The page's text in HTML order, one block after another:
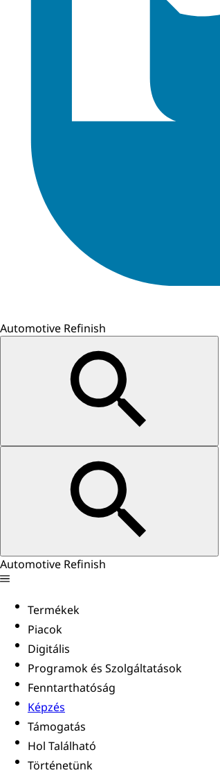
Automotive Refinish
Automotive Refinish
Termékek
Piacok
Digitális
Programok és Szolgáltatások
Fenntarthatóság
Képzés
Támogatás
Hol Található
Történetünk